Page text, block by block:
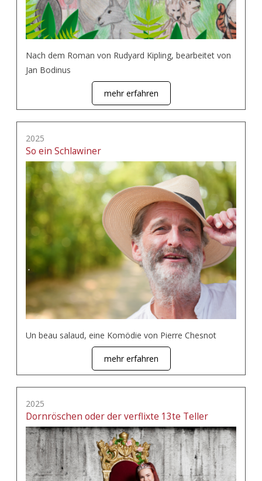
Nach dem Roman von Rudyard Kipling, bearbeitet von
Jan Bodinus
mehr erfahren
2025
So ein Schlawiner
Un beau salaud, eine Komödie von Pierre Chesnot
mehr erfahren
2025
Dornröschen oder der verflixte 13te Teller